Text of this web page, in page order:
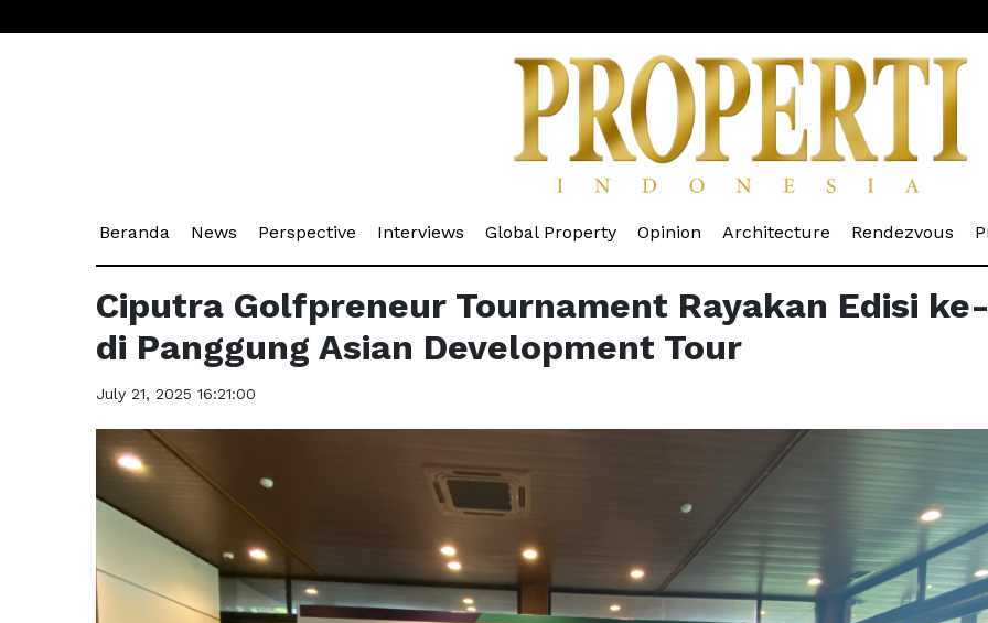
Beranda (current)
News (current)
Perspective (current)
Interviews (current)
Global Property(current)
Opinion (current)
Architecture (current)
Rendezvous
Ciputra Golfpreneur Tournament Rayakan Edisi
di Panggung Asian Development Tour
July 21, 2025 16:21:00